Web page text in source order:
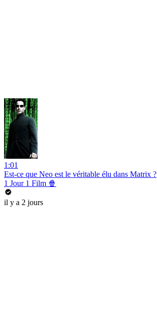
1:01
Est-ce que Neo est le véritable élu dans Matrix ?
1 Jour 1 Film 🍿
il y a 2 jours